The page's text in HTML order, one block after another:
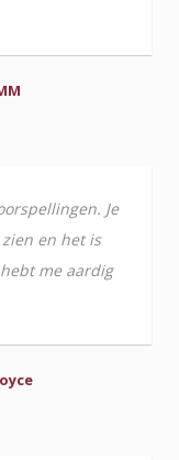
Je
en het is
me aardig